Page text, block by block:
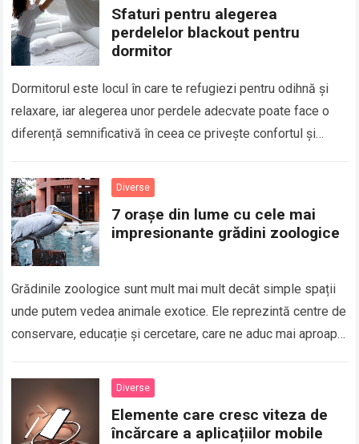
Sfaturi pentru alegerea
perdelelor blackout pentru
dormitor
Dormitorul este locul în care te refugiezi pentru odihnă și
relaxare, iar alegerea unor perdele adecvate poate face o
diferență semnificativă în ceea ce privește confortul și
Diverse
7 orașe din lume cu cele mai
impresionante grădini zoologice
Grădinile zoologice sunt mult mai mult decât simple spații
unde putem vedea animale exotice. Ele reprezintă centre de
conservare, educație și cercetare, care ne aduc mai aproape
Diverse
Elemente care cresc viteza de
încărcare a aplicațiilor mobile